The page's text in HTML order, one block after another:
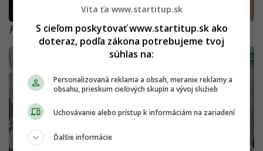
Fotografie dokumentujúce rekonštrukciu:
Víta ťa www.startitup.sk
S cieľom poskytovať www.startitup.sk ako
doteraz, podľa zákona potrebujeme tvoj
súhlas na:
Personalizovaná reklama a obsah, meranie reklamy a
obsahu, prieskum cieľových skupín a vývoj služieb
Uchovávanie alebo prístup k informáciám na zariadení
Ďalšie informácie